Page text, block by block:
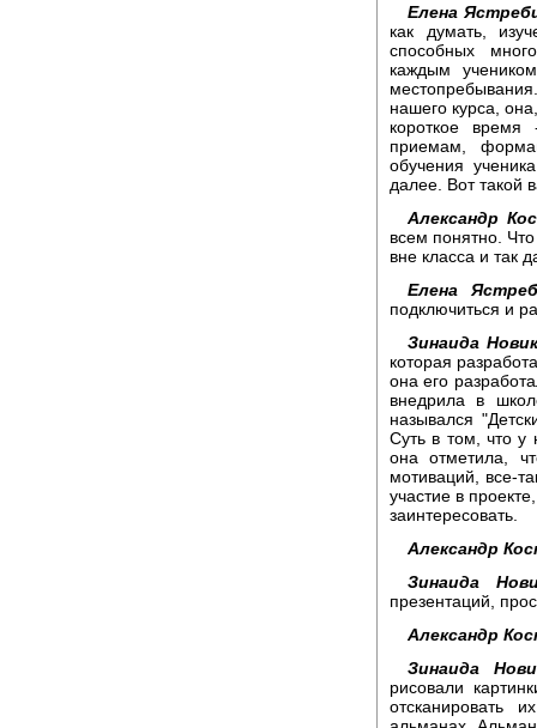
Елена
как думать,
способных
каждым
нашего курса,
короткое время
приемам,
обучения
далее. Вот такой
Александр
всем понятно.
вне класса и так
Елена
подключиться и
Зинаида
которая
она его
внедрила в
назывался
Суть в том, что у
она отметила,
мотиваций, все-
участие в
заинтересовать.
Александр
Зинаида
презентаций,
Александр
Зинаида
рисовали
отсканировать